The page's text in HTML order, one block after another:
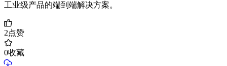
工业级产品的端到端解决方案。
2点赞
0收藏